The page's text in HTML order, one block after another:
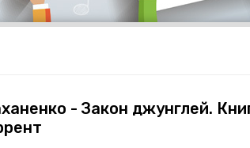
- Закон джунглей.